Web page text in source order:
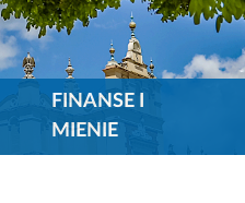
FINANSE I
MIENIE